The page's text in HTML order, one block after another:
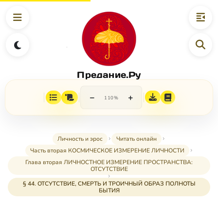
Предание.Ру
− 110% +
Личность и эрос
Читать онлайн
Часть вторая КОСМИЧЕСКОЕ ИЗМЕРЕНИЕ ЛИЧНОСТИ
Глава вторая ЛИЧНОСТНОЕ ИЗМЕРЕНИЕ ПРОСТРАНСТВА:
ОТСУТСТВИЕ
§ 44. ОТСУТСТВИЕ, СМЕРТЬ И ТРОИЧНЫЙ ОБРАЗ ПОЛНОТЫ
БЫТИЯ